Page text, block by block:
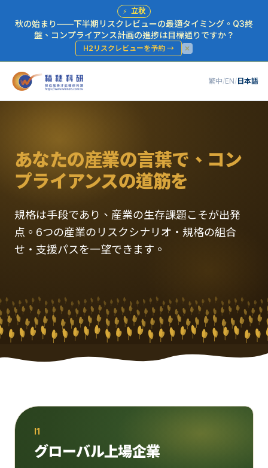
⚡ 立秋
秋の始まり——下半期リスクレビューの最適タイミング。Q3終
盤、コンプライアンス計画の進捗は目標通りですか？
H2リスクレビューを予約 →
繁中/EN/ 日本語
あなたの産業の言葉で、コン
プライアンスの道筋を
規格は手段であり、産業の生存課題こそが出発
点。6つの産業のリスクシナリオ・規格の組合
せ・支援パスを一望できます。
I1
グローバル上場企業